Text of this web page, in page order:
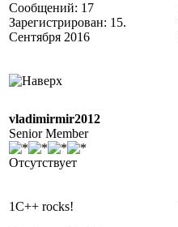
Сообщений: 17
Зарегистрирован: 15.
Сентября 2016
vladimirmir2012
Senior Member
Отсутствует
1C++ rocks!